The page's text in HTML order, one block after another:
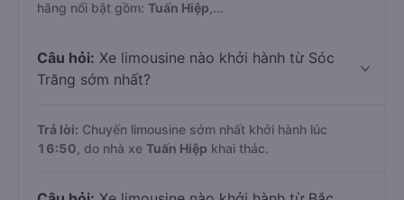
hãng nổi bật gồm: Tuấn Hiệp ,...
Câu hỏi: Xe limousine nào khởi hành từ Sóc
Trăng sớm nhất?
Trả lời: Chuyến limousine sớm nhất khởi hành lúc
16:50 , do nhà xe Tuấn Hiệp khai thác.